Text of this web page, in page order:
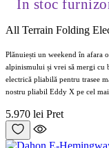
In stoc
All Terrain Folding
Plănuiești un weekend în afara
alpinismului și vrei să mergi cu
electrică pliabilă pentru trasee
nostru pliabil Eddy X pe cel
5.970 lei Pret